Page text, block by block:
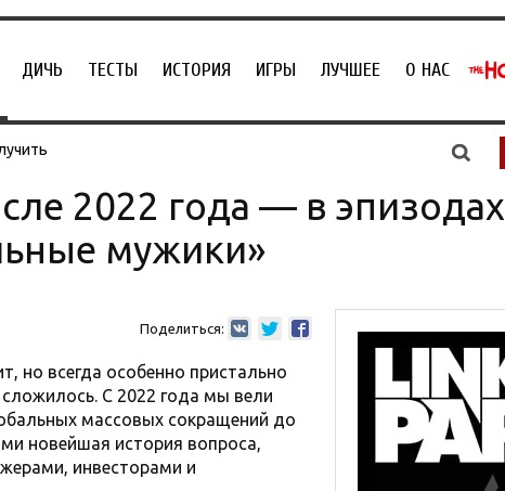
ДИЧЬ ТЕСТЫ ИСТОРИЯ ИГРЫ ЛУЧШЕЕ О НАС
2022 года — в эпизодах
мужики»
Поделиться:
но всегда особенно пристально
C 2022 года мы вели
массовых сокращений до
новейшая история вопроса,
инвесторами и